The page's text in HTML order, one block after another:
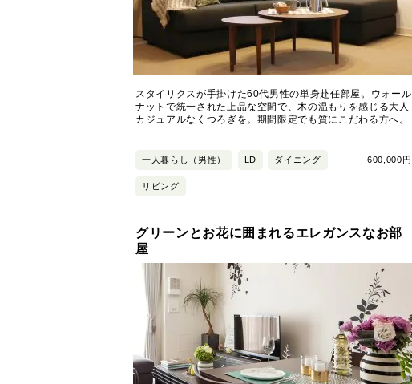
スタイリクスが手掛けた60代男性の単身赴任部屋。ウォール
ナットで統一された上品な空間で、木の温もりを感じる大人
カジュアルなくつろぎを。期間限定でも質にこだわる方へ。
600,000円
一人暮らし（男性） LD ダイニング
リビング
グリーンとお花に囲まれるエレガンスなお部
屋